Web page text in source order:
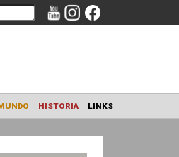
MONTAÑAS DEL MUNDO HISTORIA